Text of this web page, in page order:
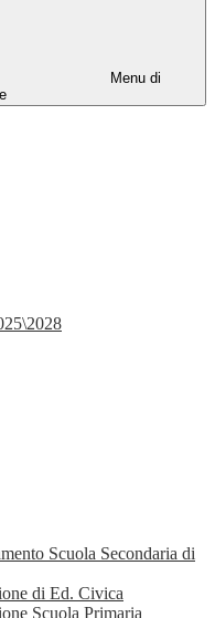
Menu di
Scuola Secondaria di
di Ed. Civica
Scuola Primaria